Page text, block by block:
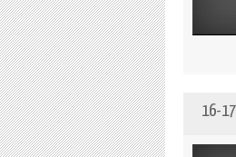
16-17